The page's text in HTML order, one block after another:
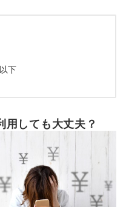
下
用しても大丈夫？